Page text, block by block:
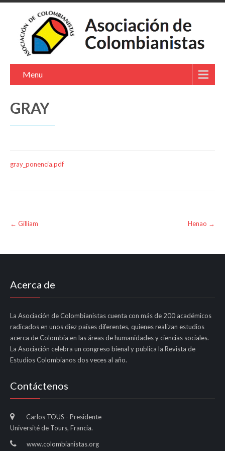
Menu
GRAY
gray_ponencia.pdf
Post
navigation
← Gilliam Henao →
Acerca de
La Asociación de Colombianistas cuenta con más de 200 académicos
radicados en unos diez países diferentes, quienes realizan estudios
acerca de Colombia en las áreas de humanidades y ciencias sociales.
La Asociación celebra un congreso bienal y publica la Revista de
Estudios Colombianos dos veces al año.
Contáctenos
Carlos TOUS - Presidente
Université de Tours, Francia.
www.colombianistas.org